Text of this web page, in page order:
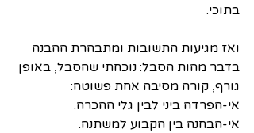
בתוכי.
ואז מגיעות התשובות ומתבהרת ההבנה
בדבר מהות הסבל: נוכחתי שהסבל, באופן
גורף, קורה מסיבה אחת פשוטה:
אי-הפרדה ביני לבין גלי ההכרה.
אי-הבחנה בין הקבוע למשתנה.